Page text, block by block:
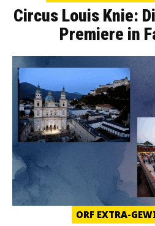
Circus Louis Knie:
Premiere in
ORF EXTRA-